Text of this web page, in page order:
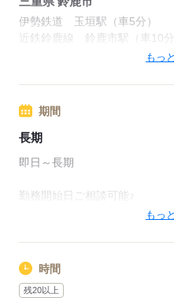
伊勢鉄道 玉垣駅（車5分）
近鉄鈴鹿線 鈴鹿市駅（車10分
近鉄鈴鹿線 平田町駅（車13
もっ
期間
長期
即日～長期
勤務開始日ご相談可能♪
転職を考えている方もお気軽
もっ
時間
残20以上